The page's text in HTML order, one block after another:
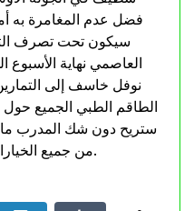
فضل عدم المغامرة به
سيكون تحت تصرف
العاصمي نهاية الأسبوع
نوفل خاسف إلى
الطاقم الطبي الجميع
ستريح دون شك المدرب
من جميع الخيارات المتاحة في الدرابي العاصمي.